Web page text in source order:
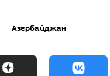
Азербайджан